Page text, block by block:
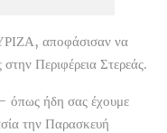
αποφάσισαν να
Περιφέρεια Στερεάς.
όπως ήδη σας έχουμε
την Παρασκευή